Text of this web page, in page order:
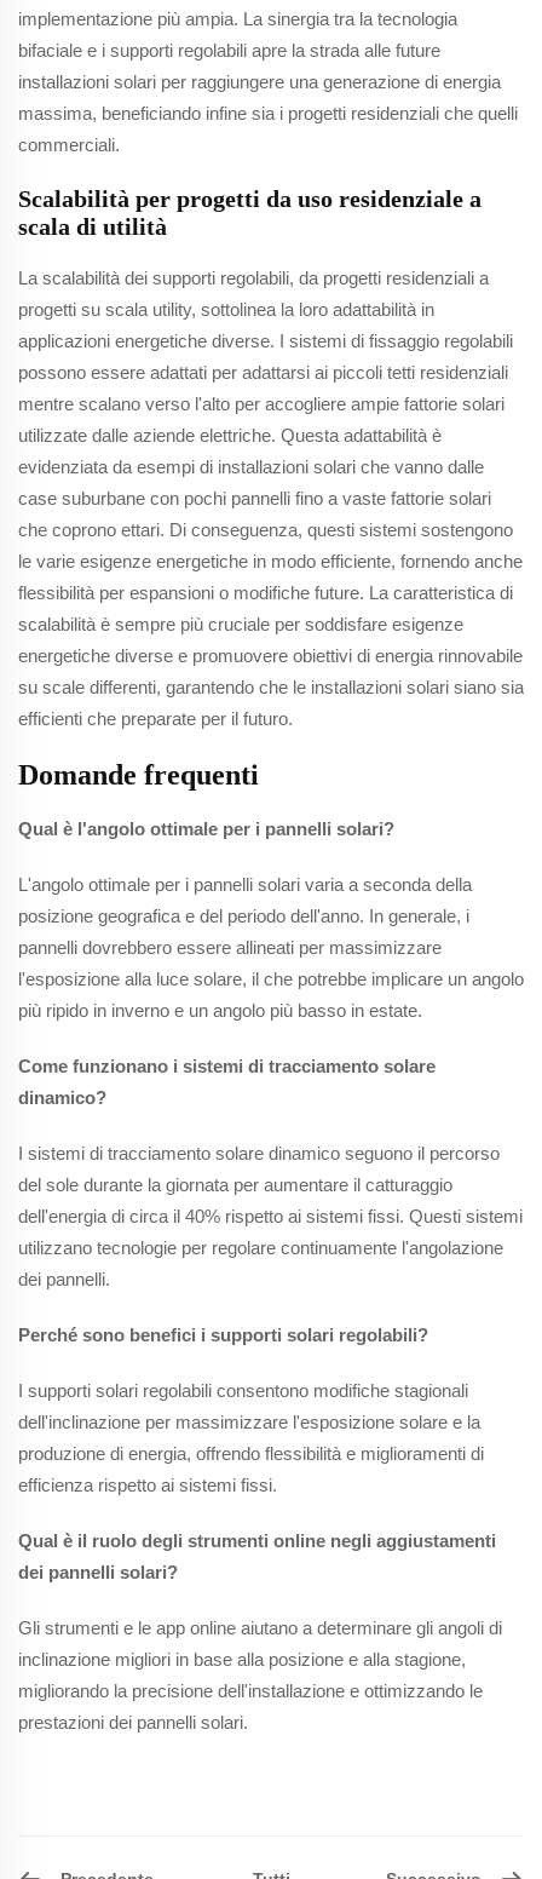
implementazione più ampia. La sinergia tra la tecnologia
bifaciale e i supporti regolabili apre la strada alle future
installazioni solari per raggiungere una generazione di energia
massima, beneficiando infine sia i progetti residenziali che quelli
commerciali.
Scalabilità per progetti da uso residenziale a
scala di utilità
La scalabilità dei supporti regolabili, da progetti residenziali a
progetti su scala utility, sottolinea la loro adattabilità in
applicazioni energetiche diverse. I sistemi di fissaggio regolabili
possono essere adattati per adattarsi ai piccoli tetti residenziali
mentre scalano verso l'alto per accogliere ampie fattorie solari
utilizzate dalle aziende elettriche. Questa adattabilità è
evidenziata da esempi di installazioni solari che vanno dalle
case suburbane con pochi pannelli fino a vaste fattorie solari
che coprono ettari. Di conseguenza, questi sistemi sostengono
le varie esigenze energetiche in modo efficiente, fornendo anche
flessibilità per espansioni o modifiche future. La caratteristica di
scalabilità è sempre più cruciale per soddisfare esigenze
energetiche diverse e promuovere obiettivi di energia rinnovabile
su scale differenti, garantendo che le installazioni solari siano sia
efficienti che preparate per il futuro.
Domande frequenti
Qual è l'angolo ottimale per i pannelli solari?
L'angolo ottimale per i pannelli solari varia a seconda della
posizione geografica e del periodo dell'anno. In generale, i
pannelli dovrebbero essere allineati per massimizzare
l'esposizione alla luce solare, il che potrebbe implicare un angolo
più ripido in inverno e un angolo più basso in estate.
Come funzionano i sistemi di tracciamento solare
dinamico?
I sistemi di tracciamento solare dinamico seguono il percorso
del sole durante la giornata per aumentare il catturaggio
dell'energia di circa il 40% rispetto ai sistemi fissi. Questi sistemi
utilizzano tecnologie per regolare continuamente l'angolazione
dei pannelli.
Perché sono benefici i supporti solari regolabili?
I supporti solari regolabili consentono modifiche stagionali
dell'inclinazione per massimizzare l'esposizione solare e la
produzione di energia, offrendo flessibilità e miglioramenti di
efficienza rispetto ai sistemi fissi.
Qual è il ruolo degli strumenti online negli aggiustamenti
dei pannelli solari?
Gli strumenti e le app online aiutano a determinare gli angoli di
inclinazione migliori in base alla posizione e alla stagione,
migliorando la precisione dell'installazione e ottimizzando le
prestazioni dei pannelli solari.